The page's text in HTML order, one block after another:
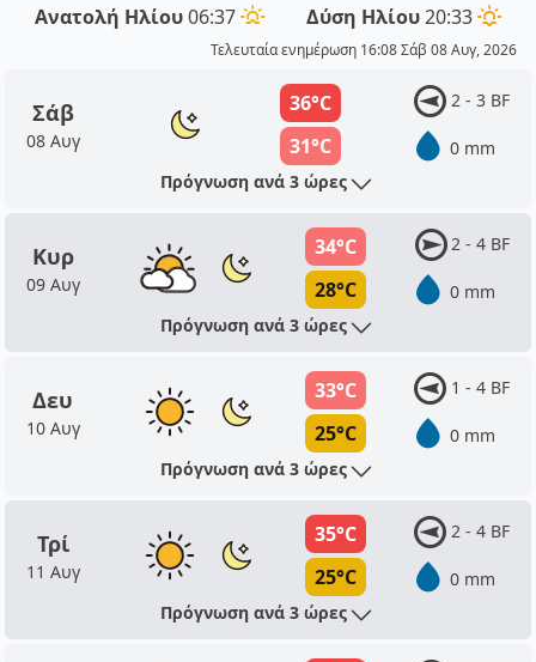
Ανατολή Ηλίου06:37 Δύση Ηλίου20:33
Τελευταία ενημέρωση 16:08 Σάβ 08 Αυγ, 2026
Σάβ
08 Αυγ
36°C
31°C
2 - 3 BF
0 mm
Πρόγνωση ανά 3 ώρες
Κυρ
09 Αυγ
34°C
28°C
2 - 4 BF
0 mm
Πρόγνωση ανά 3 ώρες
Δευ
10 Αυγ
33°C
25°C
1 - 4 BF
0 mm
Πρόγνωση ανά 3 ώρες
Τρί
11 Αυγ
35°C
25°C
2 - 4 BF
0 mm
Πρόγνωση ανά 3 ώρες